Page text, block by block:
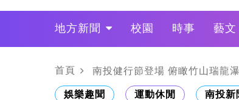
地方新聞 校園 時事 藝文
政治
財經 LO叩敲敲門
首頁 南投健行節登場 俯瞰竹山瑞龍
娛樂趣聞 運動休閒 南投新